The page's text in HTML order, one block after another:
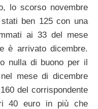
lo scorso novembre
ben 125 con una
ai 33 del mese
è arrivato dicembre.
nulla di buono per il
mese di dicembre
del corrispondente
40 euro in più che